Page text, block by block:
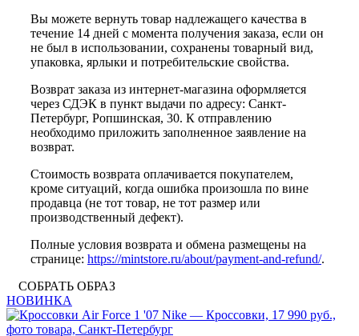
Вы можете вернуть товар надлежащего качества в
течение 14 дней с момента получения заказа, если он
не был в использовании, сохранены товарный вид,
упаковка, ярлыки и потребительские свойства.
Возврат заказа из интернет-магазина оформляется
через СДЭК в пункт выдачи по адресу: Санкт-
Петербург, Ропшинская, 30. К отправлению
необходимо приложить заполненное заявление на
возврат.
Стоимость возврата оплачивается покупателем,
кроме ситуаций, когда ошибка произошла по вине
продавца (не тот товар, не тот размер или
производственный дефект).
Полные условия возврата и обмена размещены на
странице: https://mintstore.ru/about/payment-and-refund/.
СОБРАТЬ ОБРАЗ
НОВИНКА